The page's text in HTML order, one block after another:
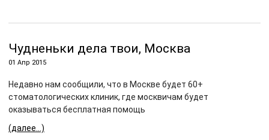
Чудненьки дела твои, Москва
01 Апр 2015
Недавно нам сообщили, что в Москве будет 60+
стоматологических клиник, где москвичам будет
оказываться бесплатная помощь
(далее…)